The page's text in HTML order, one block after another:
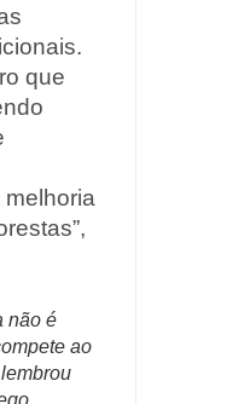
que
não é
ao